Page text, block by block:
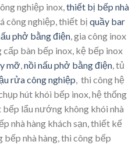
nghiệp inox, thiết bị bếp nhà
công nghiệp, thiết bị quầy bar
phở bằng điện , gia công inox
cấp bàn bếp inox, kệ bếp inox
mỡ nồi nấu phở bằng điện , tủ
rửa công nghiệp , thi công hệ
hút khói bếp inox, hệ thống
lẩu nướng không khói nhà
nhà hàng khách sạn, thiết kế
bếp nhà hàng, thi công bếp